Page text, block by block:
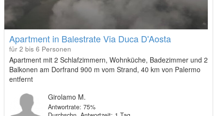
Apartment in Balestrate Via Duca D'Aosta
für 2 bis 6 Personen
Apartment mit 2 Schlafzimmern, Wohnküche, Badezimmer und 2
Balkonen am Dorfrand 900 m vom Strand, 40 km von Palermo
entfernt
Girolamo M.
Antwortrate: 75%